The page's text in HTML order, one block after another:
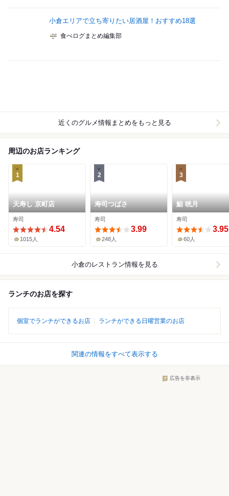
小倉エリアで立ち寄りたい居酒屋！おすすめ18選
食べログまとめ編集部
近くのグルメ情報まとめをもっと見る
周辺のお店ランキング
1
天寿し 京町店
寿司
4.54
1015人
2
寿司つばさ
寿司
3.99
248人
3
鮨 晄月
寿司
3.95
60人
小倉のレストラン情報を見る
ランチのお店を探す
個室でランチができるお店 ランチができる日曜営業のお店
関連の情報をすべて表示する
広告を非表示